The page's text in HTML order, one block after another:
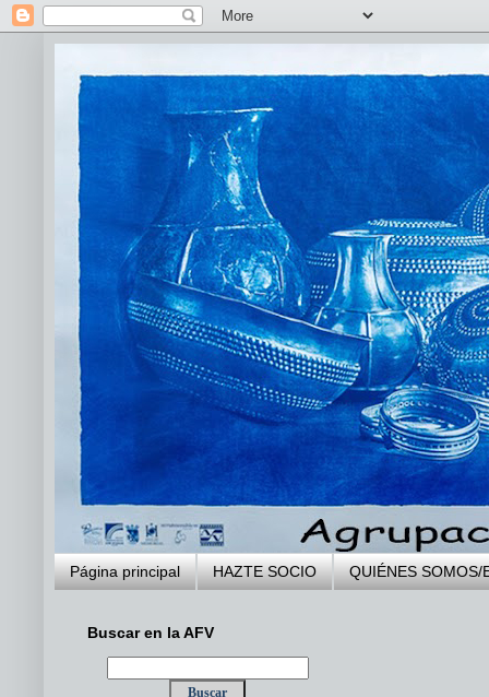
Página principal HAZTE SOCIO QUIÉNES SOMOS/
Buscar en la AFV